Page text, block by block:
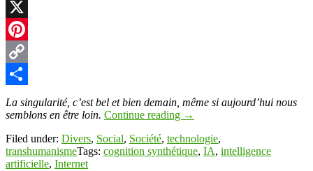
LinkedIn
X
Pinterest
Copy
Link
Partager
La singularité, c’est bel et bien demain, même si aujourd’hui nous
semblons en être loin. Continue reading →
Filed under: Divers, Social, Société, technologie,
transhumanismeTags: cognition synthétique, IA, intelligence
artificielle, Internet